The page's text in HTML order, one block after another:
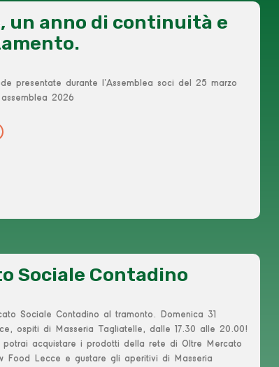
un anno di continuità e
durante l’Assemblea soci del 25 marzo
2026
Sociale Contadino
Sociale Contadino al tramonto. Domenica 31
ospiti di Masseria Tagliatelle, dalle 17.30 alle 20.00!
potrai acquistare i prodotti della rete di Oltre Mercato
Food Lecce e gustare gli aperitivi di Masseria